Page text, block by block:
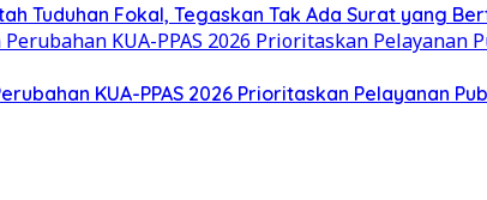
Tuduhan Fokal, Tegaskan Tak Ada Surat yang
KUA-PPAS 2026 Prioritaskan Pelayanan